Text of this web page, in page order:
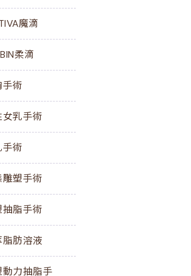
魔滴
柔滴
手術
女乳手術
手術
雕塑手術
抽脂手術
脂肪溶液
動力抽脂手